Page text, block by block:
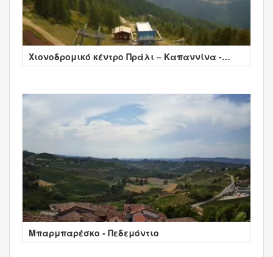
Χιονοδρομικό κέντρο Πράλι – Καπαννίνα -
Τορίνο
Μπαρμπαρέσκο - Πεδεμόντιο